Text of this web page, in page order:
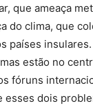
que ameaça
do clima, que
países
estão no
fóruns
esses dois